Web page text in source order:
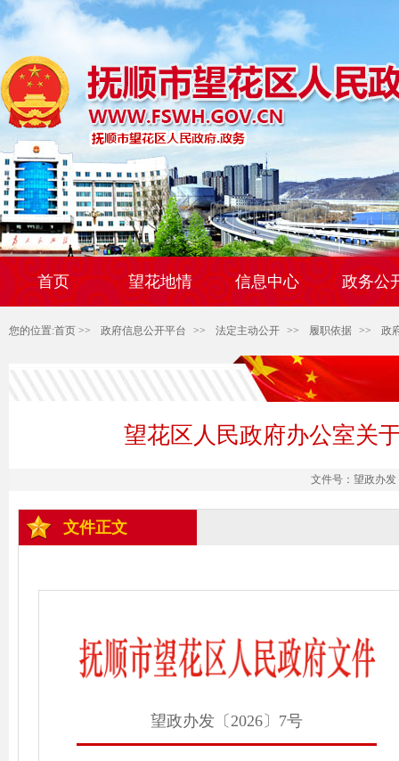
首页 望花地情 信息中心 政务公
您的位置:首页 >> 政府信息公开平台 >> 法定主动公开 >> 履职依据 >> 政
望花区人民政府办公室关
文件号：望政办
文件正文
望政办发〔2026〕7号